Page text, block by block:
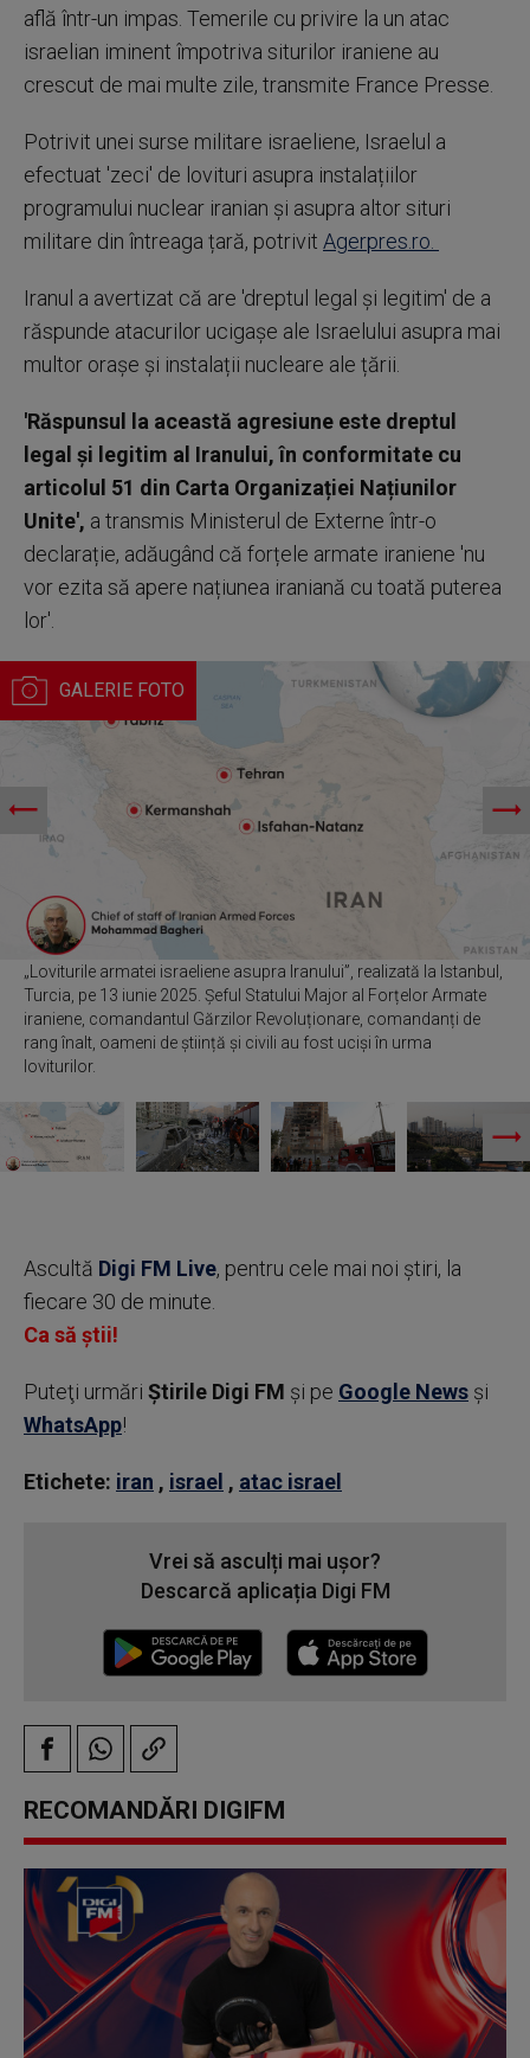
află într-un impas. Temerile cu privire la un atac
israelian iminent împotriva siturilor iraniene au
crescut de mai multe zile, transmite France Presse.
Potrivit unei surse militare israeliene, Israelul a
efectuat 'zeci' de lovituri asupra instalațiilor
programului nuclear iranian și asupra altor situri
militare din întreaga țară, potrivit Agerpres.ro.
Iranul a avertizat că are 'dreptul legal și legitim' de a
răspunde atacurilor ucigașe ale Israelului asupra mai
multor orașe și instalații nucleare ale țării.
'Răspunsul la această agresiune este dreptul
legal și legitim al Iranului, în conformitate cu
articolul 51 din Carta Organizației Națiunilor
Unite', a transmis Ministerul de Externe într-o
declarație, adăugând că forțele armate iraniene 'nu
vor ezita să apere națiunea iraniană cu toată puterea
lor'.
„Loviturile armatei israeliene asupra Iranului”, realizată la Istanbul,
Turcia, pe 13 iunie 2025. Șeful Statului Major al Forțelor Armate
iraniene, comandantul Gărzilor Revoluționare, comandanți de
rang înalt, oameni de știință și civili au fost uciși în urma
loviturilor.
Ascultă Digi FM Live, pentru cele mai noi știri, la
fiecare 30 de minute.
Ca să știi!
Puteţi urmări Știrile Digi FM şi pe Google News şi
WhatsApp!
Etichete: iran , israel , atac israel
Vrei să asculți mai ușor?
Descarcă aplicația Digi FM
RECOMANDĂRI DIGIFM